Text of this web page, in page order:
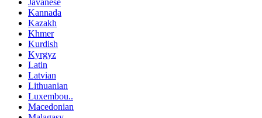
Javanese
Kannada
Kazakh
Khmer
Kurdish
Kyrgyz
Latin
Latvian
Lithuanian
Luxembou..
Macedonian